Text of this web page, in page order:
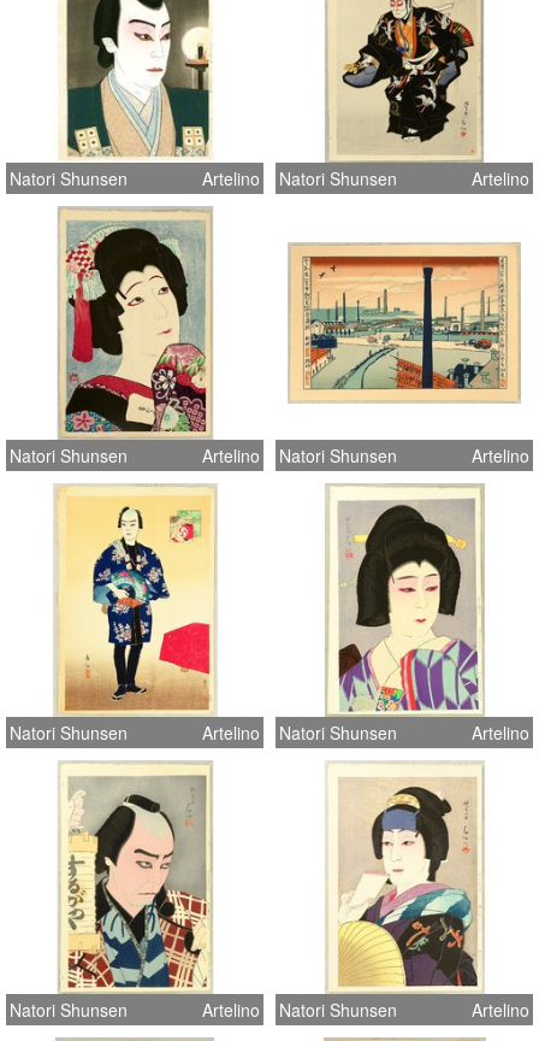
Natori Shunsen Artelino Natori Shunsen Artelino
Natori Shunsen Artelino Natori Shunsen Artelino
Natori Shunsen Artelino Natori Shunsen Artelino
Natori Shunsen Artelino Natori Shunsen Artelino